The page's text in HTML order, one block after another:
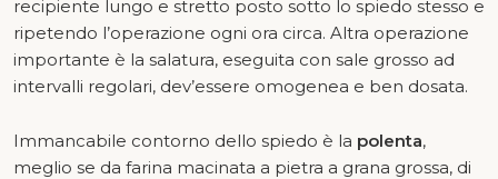
recipiente lungo e stretto posto sotto lo spiedo stesso e
ripetendo l’operazione ogni ora circa. Altra operazione
importante è la salatura, eseguita con sale grosso ad
intervalli regolari, dev’essere omogenea e ben dosata.
Immancabile contorno dello spiedo è la polenta,
meglio se da farina macinata a pietra a grana grossa, di